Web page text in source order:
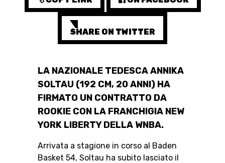
MOBILIARE BASKETBALL
SWISS BASKETBALL
TV
SWISS BASKETBALL
SHARE ON TWITTER
LA NAZIONALE TEDESCA ANNIKA
SOLTAU (192 CM, 20 ANNI) HA
FIRMATO UN CONTRATTO DA
ROOKIE CON LA FRANCHIGIA NEW
YORK LIBERTY DELLA WNBA.
Arrivata a stagione in corso al Baden
Basket 54, Soltau ha subito lasciato il